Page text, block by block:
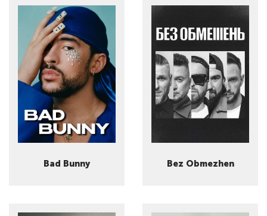
Bad Bunny Bez Obmezhen